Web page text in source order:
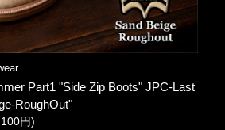
Part1 "Side Zip Boots" JPC-Last
RoughOut"
円)